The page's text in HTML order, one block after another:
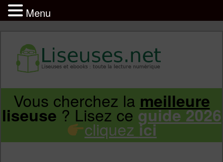
Infos sur les liseuses Kindle, Kobo,
Vivlio, Pocketbook
Aller
Aller
Vous cherchez la meilleure
liseuse? Lisez ceguide 2026
cliquez ici
Menu